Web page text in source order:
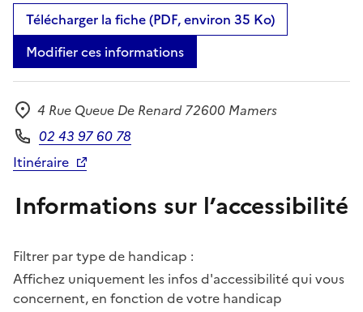
Télécharger la fiche (PDF, environ 35 Ko)
Modifier ces informations
Adresse
4 Rue Queue De Renard 72600 Mamers
Téléphone
02 43 97 60 78
Itinéraire
Informations sur l’accessibilité
Filtrer par type de handicap :
Affichez uniquement les infos d'accessibilité qui vous
concernent, en fonction de votre handicap